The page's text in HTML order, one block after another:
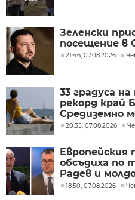
Зеленски
посещение в
21:46, 07.08.2026
33 градуса
рекорд край
Средиземно
20:35, 07.08.2026
Европейския
обсъдиха по
Радев и
Тофан
18:50, 07.08.2026